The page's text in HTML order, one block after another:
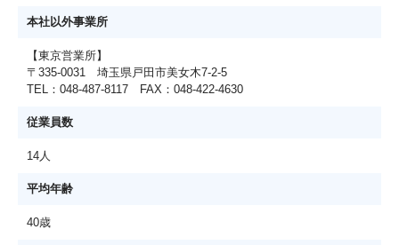
本社以外事業所
【東京営業所】
〒335-0031 埼玉県戸田市美女木7-2-5
TEL：048-487-8117 FAX：048-422-4630
従業員数
14人
平均年齢
40歳